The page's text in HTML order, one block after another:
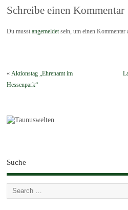
Schreibe einen Kommentar
Du musstangemeldetsein, um einen Kommentar
« Aktionstag „Ehrenamt im
Hessenpark“
Suche